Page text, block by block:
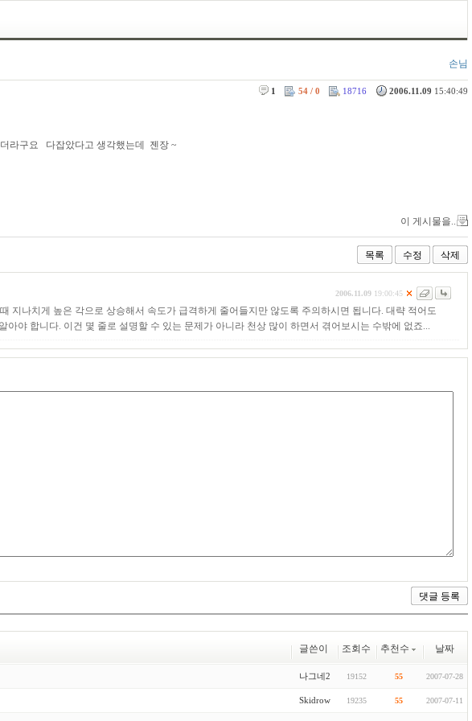
손님
2006.11.09 15:40:49
18716
54 / 0
1
라구요 다잡았다고 생각했는데 젠장 ~
이 게시물을..
목록 수정 삭제
2006.11.09 19:00:45
지나치게 높은 각으로 상승해서 속도가 급격하게 줄어들지만 않도록 주의하시면 됩니다. 대략 적어도
야 합니다. 이건 몇 줄로 설명할 수 있는 문제가 아니라 천상 많이 하면서 겪어보시는 수밖에 없죠...
글쓴이 조회수 추천수 날짜
나그네2 19152 55 2007-07-28
Skidrow 19235 55 2007-07-11